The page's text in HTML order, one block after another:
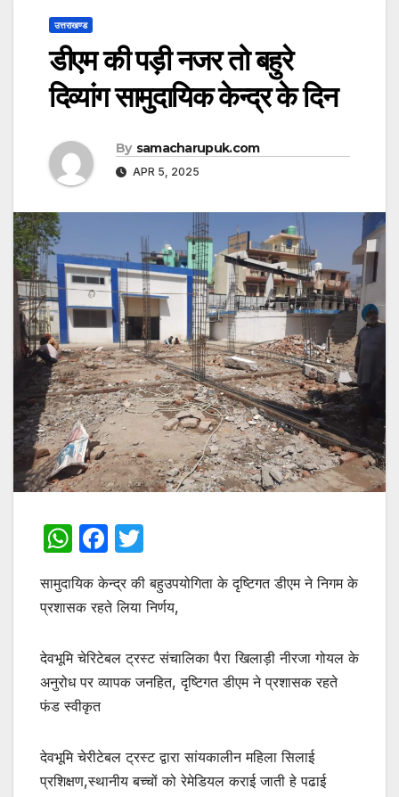
उत्तराखण्ड
डीएम की पड़ी नजर तो बहुरे
दिव्यांग सामुदायिक केन्द्र के दिन
By samacharupuk.com
APR 5, 2025
W
at
s
A
p
p
F
c
e
b
o
itt
er
सामुदायिक केन्द्र की बहुउपयोगिता के दृष्टिगत डीएम ने निगम के
प्रशासक रहते लिया निर्णय,
देवभूमि चेरिटेबल ट्रस्ट संचालिका पैरा खिलाड़ी नीरजा गोयल के
अनुरोध पर व्यापक जनहित, दृष्टिगत डीएम ने प्रशासक रहते
फंड स्वीकृत
देवभूमि चेरीटेबल ट्रस्ट द्वारा सांयकालीन महिला सिलाई
प्रशिक्षण,स्थानीय बच्चों को रेमेडियल कराई जाती हे पढाई